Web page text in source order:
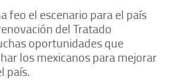
feo el escenario para el país
del Tratado
oportunidades que
los mexicanos para mejorar
país.